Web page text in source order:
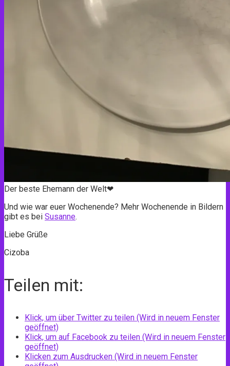
Der beste Ehemann der Welt❤
Und wie war euer Wochenende? Mehr Wochenende in Bildern
gibt es bei Susanne.
Liebe Grüße
Cizoba
Teilen mit:
Klick, um über Twitter zu teilen (Wird in neuem Fenster
geöffnet)
Klick, um auf Facebook zu teilen (Wird in neuem Fenster
geöffnet)
Klicken zum Ausdrucken (Wird in neuem Fenster